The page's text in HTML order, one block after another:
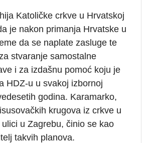
Katoličke crkve u Hrvatskoj
je nakon primanja Hrvatske u
da se naplate zasluge te
stvaranje samostalne
i za izdašnu pomoć koju je
HDZ-u u svakoj izbornoj
godina. Karamarko,
krugova iz crkve u
u Zagrebu, činio se kao
takvih planova.